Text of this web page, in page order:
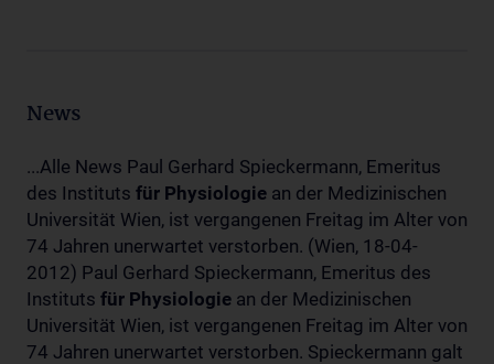
News
...Alle News Paul Gerhard Spieckermann, Emeritus
des Instituts für Physiologie an der Medizinischen
Universität Wien, ist vergangenen Freitag im Alter von
74 Jahren unerwartet verstorben. (Wien, 18-04-
2012) Paul Gerhard Spieckermann, Emeritus des
Instituts für Physiologie an der Medizinischen
Universität Wien, ist vergangenen Freitag im Alter von
74 Jahren unerwartet verstorben. Spieckermann galt